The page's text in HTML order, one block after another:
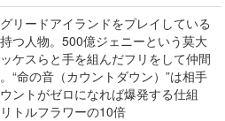
リードアイランドをプレイしている
つ人物。500億ジェニーという莫大
ケスらと手を組んだフリをして仲間
“命の音（カウントダウン）”は相手
ントがゼロになれば爆発する仕組
トルフラワーの10倍